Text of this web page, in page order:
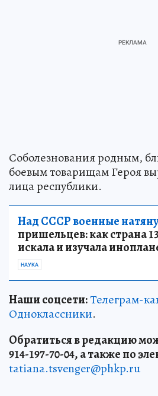
Соболезнования родным,
боевым товарищам Героя
лица республики.
Над СССР военные
пришельцев: как страна
искала и изучала
НАУКА
Наши соцсети:Телеграм-
Одноклассники.
Обратиться в редакцию
914-197-70-04, а также по
tatiana.tsvenger@phkp.ru